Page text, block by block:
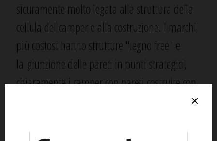
sicuramente molto legata alla struttura della
cellula del camper e alla costruzione. I marchi
più costosi hanno strutture "legno free" e
la giunzione delle pareti in punti strategici,
chiaramente i camper con pareti costruite con
travetti in legno e polistirolo sono più soggette